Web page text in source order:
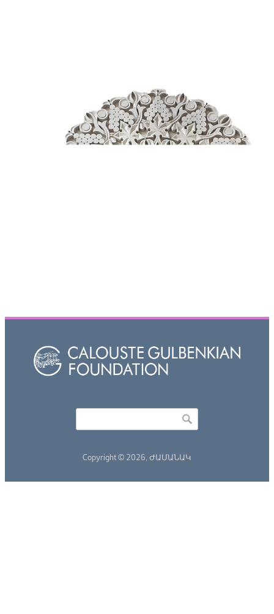
Copyright © 2026, ԺԱՄԱՆԱԿ